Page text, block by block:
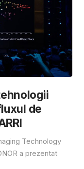
de
Technology
a prezentat